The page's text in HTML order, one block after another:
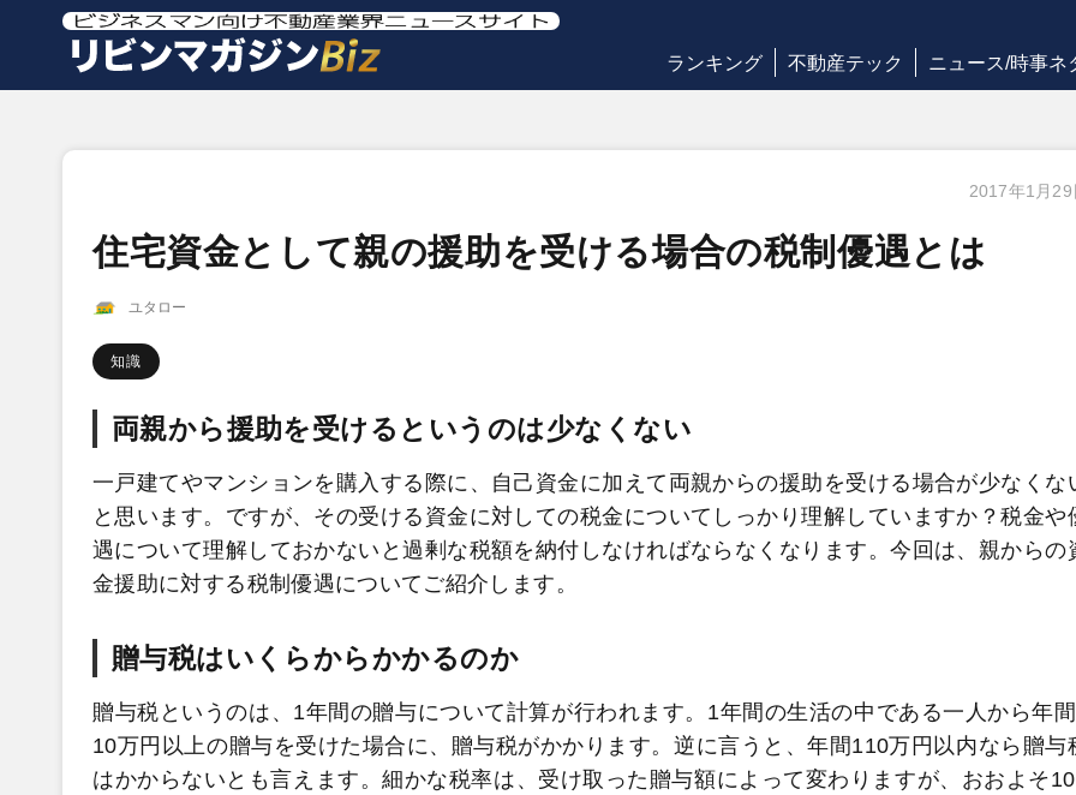
ランキング 不動産テック ニュース/時事ネ
2017年1月29
住宅資金として親の援助を受ける場合の税制優遇とは
ユタロー
知識
両親から援助を受けるというのは少なくない
一戸建てやマンションを購入する際に、自己資金に加えて両親からの援助を受ける場合が少なくな
と思います。ですが、その受ける資金に対しての税金についてしっかり理解していますか？税金や
遇について理解しておかないと過剰な税額を納付しなければならなくなります。今回は、親からの
金援助に対する税制優遇についてご紹介します。
贈与税はいくらからかかるのか
贈与税というのは、1年間の贈与について計算が行われます。1年間の生活の中である一人から年
10万円以上の贈与を受けた場合に、贈与税がかかります。逆に言うと、年間110万円以内なら贈与
はかからないとも言えます。細かな税率は、受け取った贈与額によって変わりますが、おおよそ